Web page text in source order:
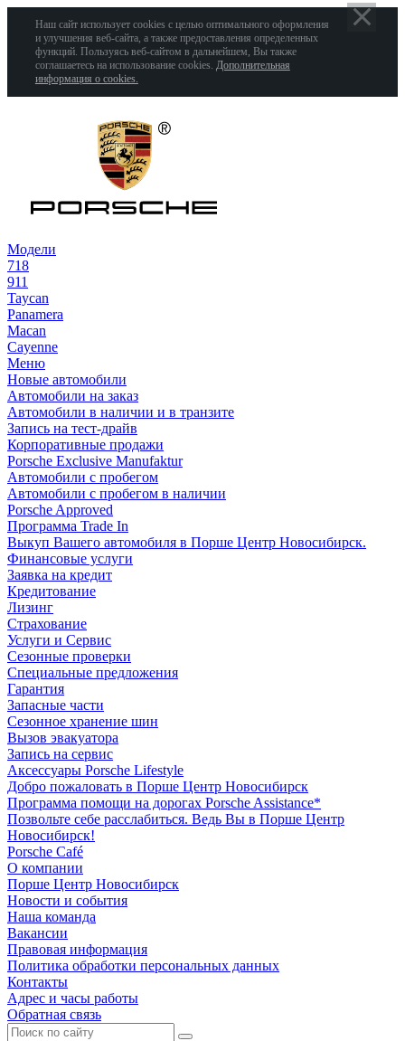
Наш сайт использует cookies с целью оптимального оформления
и улучшения веб-сайта, а также предоставления определенных
функций. Пользуясь веб-сайтом в дальнейшем, Вы также
соглашаетесь на использование cookies. Дополнительная
информация о cookies.
Модели
718
911
Taycan
Panamera
Macan
Cayenne
Меню
Новые автомобили
Автомобили на заказ
Автомобили в наличии и в транзите
Запись на тест-драйв
Корпоративные продажи
Porsche Exclusive Manufaktur
Автомобили с пробегом
Автомобили с пробегом в наличии
Porsche Approved
Программа Trade In
Выкуп Вашего автомобиля в Порше Центр Новосибирск.
Финансовые услуги
Заявка на кредит
Кредитование
Лизинг
Страхование
Услуги и Сервис
Сезонные проверки
Специальные предложения
Гарантия
Запасные части
Сезонное хранение шин
Вызов эвакуатора
Запись на сервис
Аксессуары Porsche Lifestyle
Добро пожаловать в Порше Центр Новосибирск
Программа помощи на дорогах Porsche Assistance*
Позвольте себе расслабиться. Ведь Вы в Порше Центр
Новосибирск!
Porsche Café
О компании
Порше Центр Новосибирск
Новости и события
Наша команда
Вакансии
Правовая информация
Политика обработки персональных данных
Контакты
Адрес и часы работы
Обратная связь